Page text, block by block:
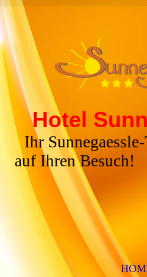
Hotel
Ihr
auf Ihren